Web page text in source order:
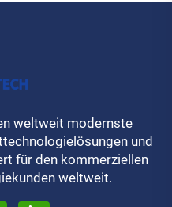
weltweit modernste
und
für den kommerziellen
weltweit.